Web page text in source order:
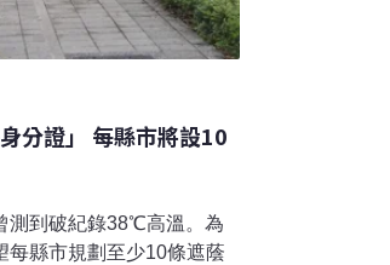
分證」 每縣市將設10
測到破紀錄38℃高溫。為
每縣市規劃至少10條遮蔭